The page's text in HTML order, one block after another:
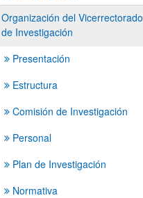
Organización del Vicerrectorado
de Investigación
Presentación
Estructura
Comisión de Investigación
Personal
Plan de Investigación
Normativa